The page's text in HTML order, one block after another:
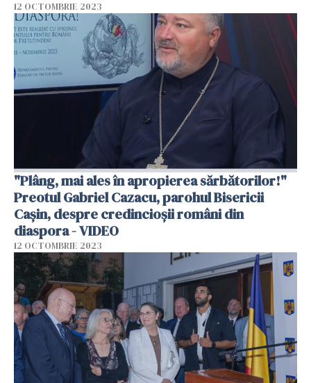
12 OCTOMBRIE 2023
"Plâng, mai ales în apropierea sărbătorilor!"
Preotul Gabriel Cazacu, parohul Bisericii
Cașin, despre credincioșii români din
diaspora - VIDEO
12 OCTOMBRIE 2023